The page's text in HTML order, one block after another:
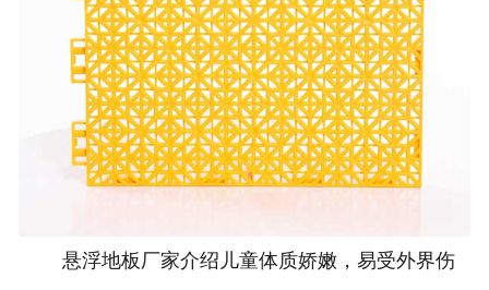
悬浮地板厂家介绍儿童体质娇嫩，易受外界伤